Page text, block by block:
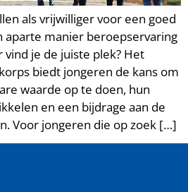
als vrijwilliger voor een goed
aparte manier beroepservaring
je de juiste plek? Het
biedt jongeren de kans om
waarde op te doen, hun
en een bijdrage aan de
Voor jongeren die op zoek […]